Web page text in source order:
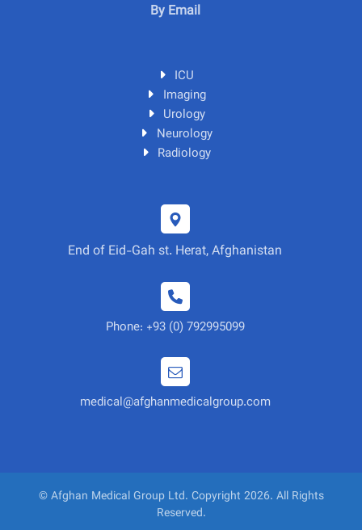
By Email
ICU
Imaging
Urology
Neurology
Radiology
End of Eid-Gah st. Herat, Afghanistan
Phone: +93 (0) 792995099
medical@afghanmedicalgroup.com
© Afghan Medical Group Ltd. Copyright 2026. All Rights
Reserved.